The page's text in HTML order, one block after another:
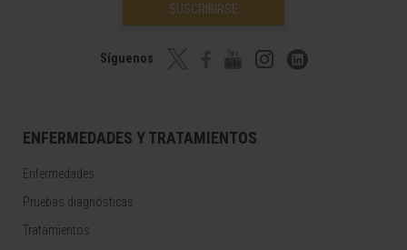
SUSCRIBIRSE
Síguenos
ENFERMEDADES Y TRATAMIENTOS
Enfermedades
Pruebas diagnósticas
Tratamientos